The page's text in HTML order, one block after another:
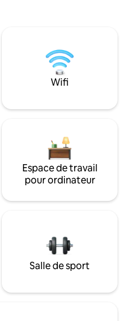
Wifi
Espace de travail
pour ordinateur
Salle de sport